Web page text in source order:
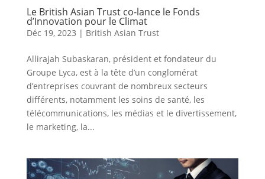
Le British Asian Trust co-lance le Fonds
d’Innovation pour le Climat
Déc 19, 2023 | British Asian Trust
Allirajah Subaskaran, président et fondateur du
Groupe Lyca, est à la tête d’un conglomérat
d’entreprises couvrant de nombreux secteurs
différents, notamment les soins de santé, les
télécommunications, les médias et le divertissement,
le marketing, la...